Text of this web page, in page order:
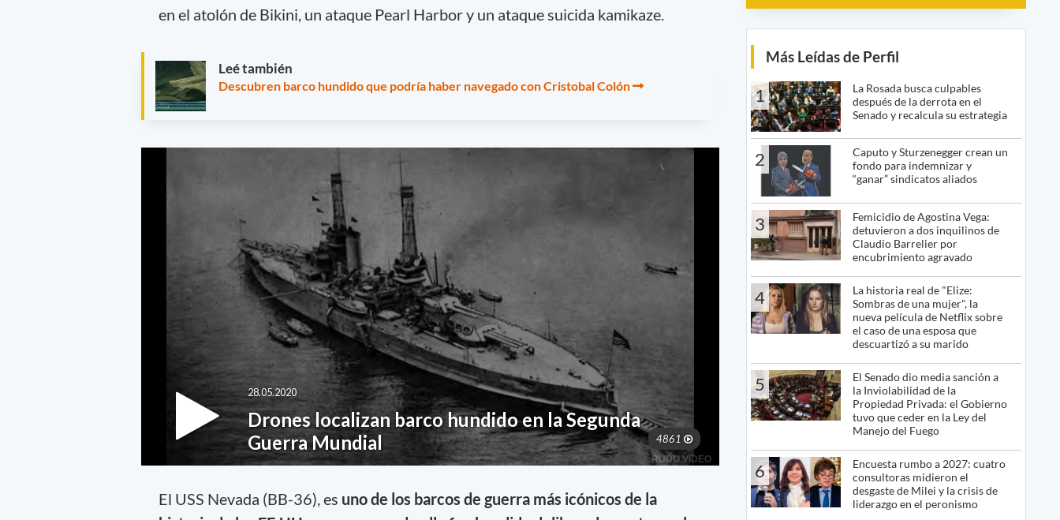
en el atolón de Bikini, un ataque Pearl Harbor y un ataque suicida kamikaze.
Leé también
Descubren barco hundido que podría haber navegado con Cristobal Colón
El USS Nevada (BB-36), es uno de los barcos de guerra más icónicos de la
Más Leídas de Perfil
1
La Rosada busca culpables
después de la derrota en el
Senado y recalcula su estrategia
2
Caputo y Sturzenegger crean un
fondo para indemnizar y
“ganar” sindicatos aliados
3
Femicidio de Agostina Vega:
detuvieron a dos inquilinos de
Claudio Barrelier por
encubrimiento agravado
4
La historia real de "Elize:
Sombras de una mujer", la
nueva película de Netflix sobre
el caso de una esposa que
descuartizó a su marido
5
El Senado dio media sanción a
la Inviolabilidad de la
Propiedad Privada: el Gobierno
tuvo que ceder en la Ley del
Manejo del Fuego
6
Encuesta rumbo a 2027: cuatro
consultoras midieron el
desgaste de Milei y la crisis de
liderazgo en el peronismo